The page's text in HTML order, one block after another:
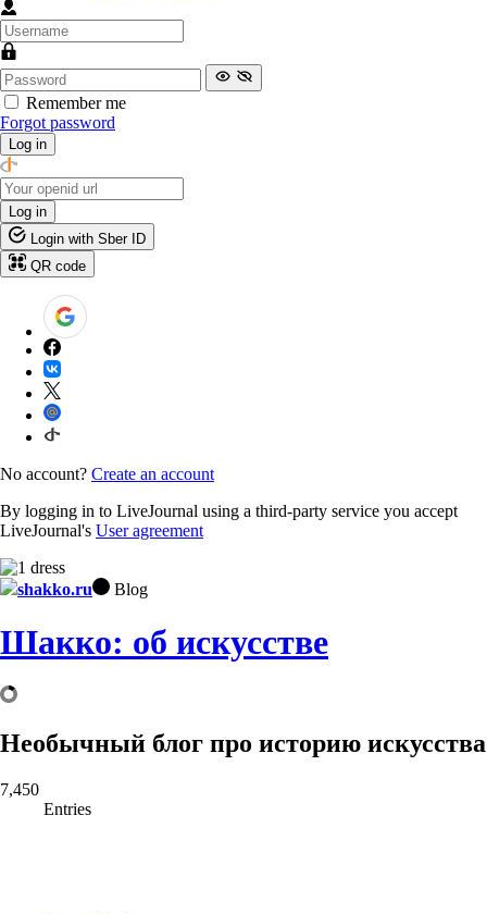
Remember me
Forgot password
Log in
Log in
Login with Sber ID
QR code
No account? Create an account
By logging in to LiveJournal using a third-party service you accept
LiveJournal's User agreement
shakko.ru Blog
Шакко: об искусстве
Необычный блог про историю искусства
7,450
Entries